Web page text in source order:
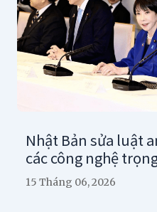
Nhật Bản sửa luật
các công nghệ
15 Tháng 06, 2026